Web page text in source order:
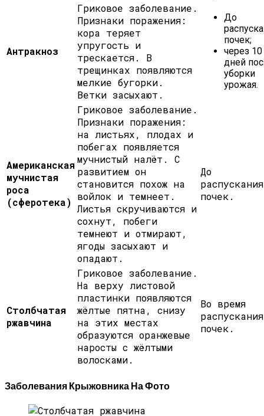
Антракноз
Гриковое заболевание.
Признаки поражения:
кора теряет
упругость и
трескается. В
трещинках появляются
мелкие бугорки.
Ветки засыхают.
До
почек;
через 10
дней
уборки
урожая.
Американская
мучнистая
роса
(сферотека)
Гриковое заболевание.
Признаки поражения:
на листьях, плодах и
побегах появляется
мучнистый налёт. С
развитием он
становится похож на
войлок и темнеет.
Листья скручиваются и
сохнут, побеги
темнеют и отмирают,
ягоды засыхают и
опадают.
До
распускания
почек.
Столбчатая
ржавчина
Гриковое заболевание.
На верху листовой
пластинки появляются
жёлтые пятна, снизу
на этих местах
образуются оранжевые
наросты с жёлтыми
волосками.
Во время
распускания
почек.
Заболевания Крыжовника На Фото